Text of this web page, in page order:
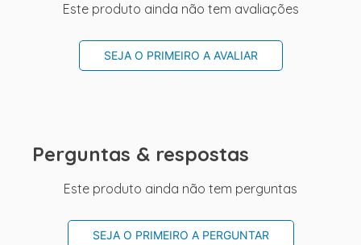
Este produto ainda não tem avaliações
SEJA O PRIMEIRO A AVALIAR
Perguntas & respostas
Este produto ainda não tem perguntas
SEJA O PRIMEIRO A PERGUNTAR